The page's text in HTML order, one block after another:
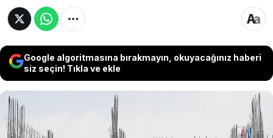
Google algoritmasına bırakmayın, okuyacağınız haberi
siz seçin! Tıkla ve ekle